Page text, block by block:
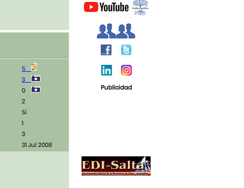
5
3
0
2
Si
1
3
31 Jul 2008
Publicidad